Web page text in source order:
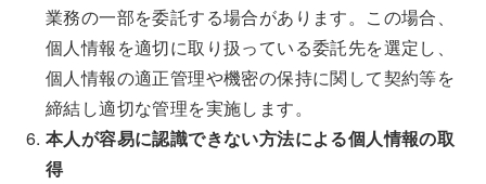
業務の一部を委託する場合があります。この場合、
個人情報を適切に取り扱っている委託先を選定し、
個人情報の適正管理や機密の保持に関して契約等を
締結し適切な管理を実施します。
本人が容易に認識できない方法による個人情報の取
得